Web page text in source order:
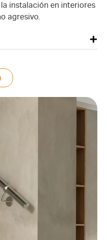
instalación en interiores
agresivo.